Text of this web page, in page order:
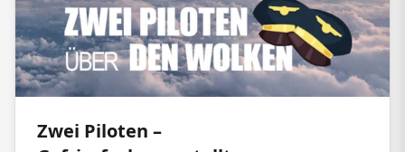
Zwei Piloten –